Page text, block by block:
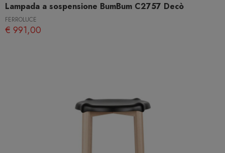
Lampada a sospensione BumBum C2757 Decò
FERROLUCE
€ 991,00